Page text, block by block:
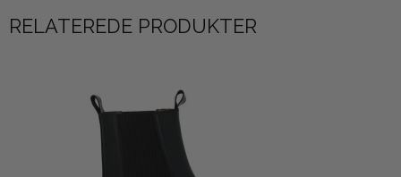
RELATEREDE PRODUKTER